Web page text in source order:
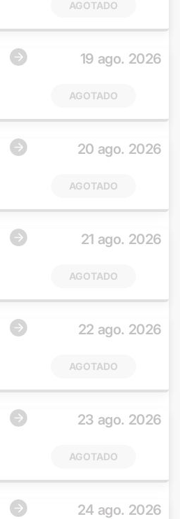
AGOTADO
19 ago. 2026
AGOTADO
20 ago. 2026
AGOTADO
21 ago. 2026
AGOTADO
22 ago. 2026
AGOTADO
23 ago. 2026
AGOTADO
24 ago. 2026